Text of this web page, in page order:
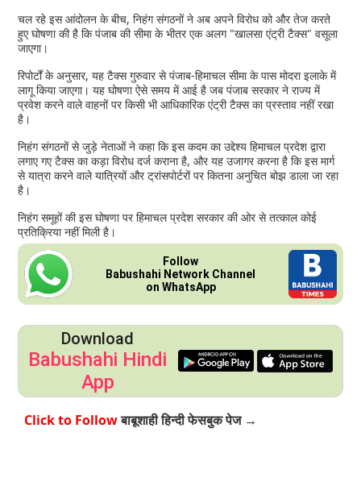
चल रहे इस आंदोलन के बीच, निहंग संगठनों ने अब अपने विरोध को और तेज करते
हुए घोषणा की है कि पंजाब की सीमा के भीतर एक अलग "खालसा एंट्री टैक्स" वसूला
जाएगा।
रिपोर्टों के अनुसार, यह टैक्स गुरुवार से पंजाब-हिमाचल सीमा के पास मोदरा इलाके में
लागू किया जाएगा। यह घोषणा ऐसे समय में आई है जब पंजाब सरकार ने राज्य में
प्रवेश करने वाले वाहनों पर किसी भी आधिकारिक एंट्री टैक्स का प्रस्ताव नहीं रखा
है।
निहंग संगठनों से जुड़े नेताओं ने कहा कि इस कदम का उद्देश्य हिमाचल प्रदेश द्वारा
लगाए गए टैक्स का कड़ा विरोध दर्ज कराना है, और यह उजागर करना है कि इस मार्ग
से यात्रा करने वाले यात्रियों और ट्रांसपोर्टरों पर कितना अनुचित बोझ डाला जा रहा
है।
निहंग समूहों की इस घोषणा पर हिमाचल प्रदेश सरकार की ओर से तत्काल कोई
प्रतिक्रिया नहीं मिली है।
Follow
Babushahi Network Channel
on WhatsApp
Download
Babushahi Hindi
App
Click to Followबाबूशाही हिन्दी फेसबुक पेज →